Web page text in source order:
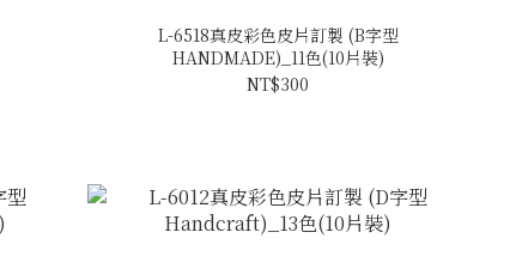
L-6518真皮彩色皮片訂製 (B字型
HANDMADE)_11色(10片裝)
NT$300